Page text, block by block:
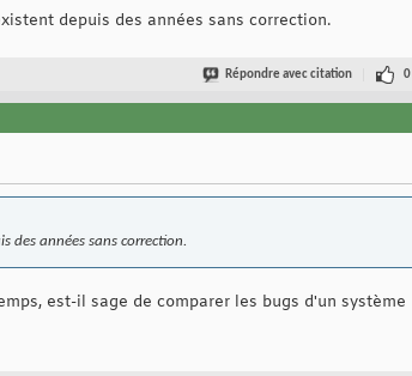
depuis des années sans correction.
Répondre avec citation 0
des années sans correction.
est-il sage de comparer les bugs d'un système